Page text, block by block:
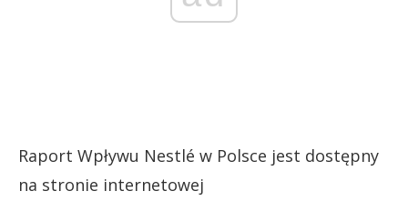
Raport Wpływu Nestlé w Polsce jest dostępny
na stronie internetowej